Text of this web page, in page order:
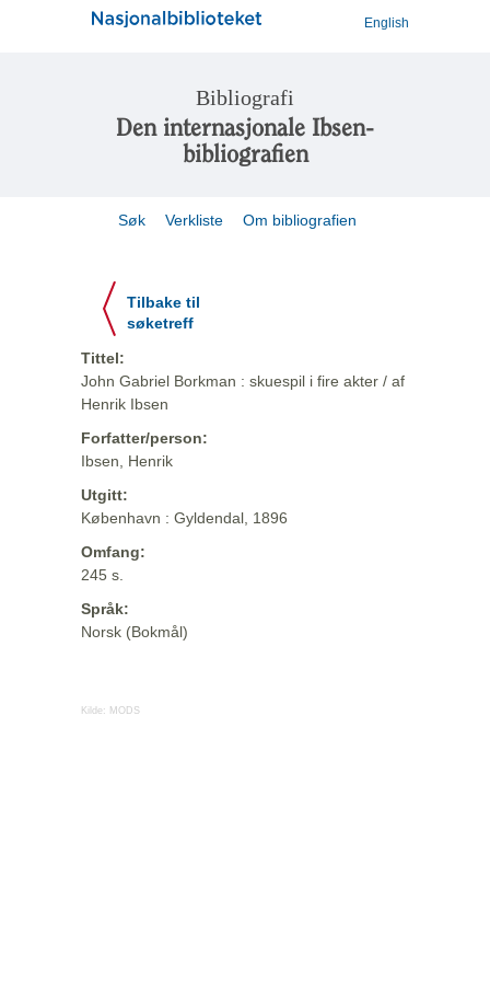
English
Bibliografi
Den internasjonale Ibsen-
bibliografien
Søk Verkliste Om bibliografien
Tilbake til
søketreff
Tittel:
John Gabriel Borkman : skuespil i fire akter / af
Henrik Ibsen
Forfatter/person:
Ibsen, Henrik
Utgitt:
København : Gyldendal, 1896
Omfang:
245 s.
Språk:
Norsk (Bokmål)
Kilde: MODS